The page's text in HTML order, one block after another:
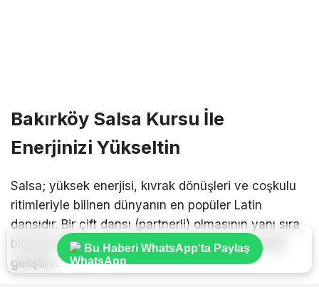
Bakırköy Salsa Kursu İle
Enerjinizi Yükseltin
Salsa; yüksek enerjisi, kıvrak dönüşleri ve coşkulu
ritimleriyle bilinen dünyanın en popüler Latin
dansıdır. Bir çift dansı (partnerli) olmasının yanı sıra
bireysel ritim duygusunu da inanılmaz derecede
geliştirir.
Bu Haberi WhatsApp'ta Paylaş